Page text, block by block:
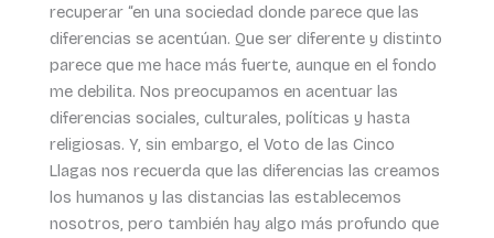
recuperar “en una sociedad donde parece que las
diferencias se acentúan. Que ser diferente y distinto
parece que me hace más fuerte, aunque en el fondo
me debilita. Nos preocupamos en acentuar las
diferencias sociales, culturales, políticas y hasta
religiosas. Y, sin embargo, el Voto de las Cinco
Llagas nos recuerda que las diferencias las creamos
los humanos y las distancias las establecemos
nosotros, pero también hay algo más profundo que